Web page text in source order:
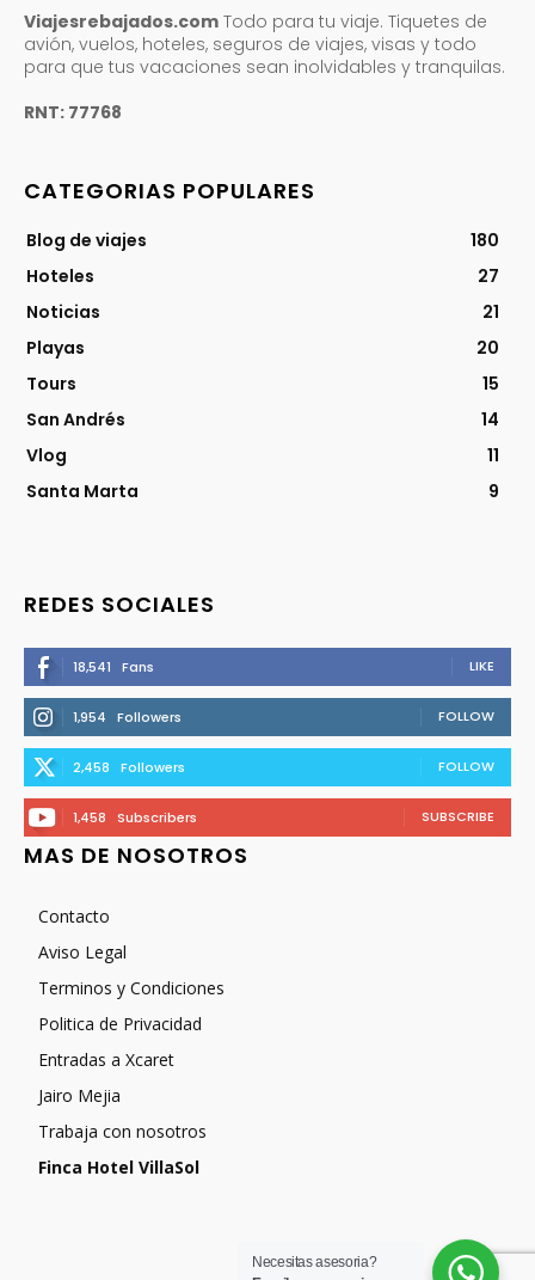
Viajesrebajados.com Todo para tu viaje. Tiquetes de
avión, vuelos, hoteles, seguros de viajes, visas y todo
para que tus vacaciones sean inolvidables y tranquilas.
RNT: 77768
CATEGORIAS POPULARES
Blog de viajes
180
Hoteles
27
Noticias
21
Playas
20
Tours
15
San Andrés
14
Vlog
11
Santa Marta
9
REDES SOCIALES
18,541 Fans LIKE
1,954 Followers FOLLOW
2,458 Followers FOLLOW
1,458 Subscribers SUBSCRIBE
MAS DE NOSOTROS
Contacto
Aviso Legal
Terminos y Condiciones
Politica de Privacidad
Entradas a Xcaret
Jairo Mejia
Trabaja con nosotros
Finca Hotel VillaSol
Necesitas asesoria?